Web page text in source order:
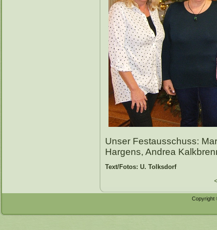
Unser Festausschuss:
Hargens, Andrea
Text/Fotos: U. Tolksdorf
Copyright